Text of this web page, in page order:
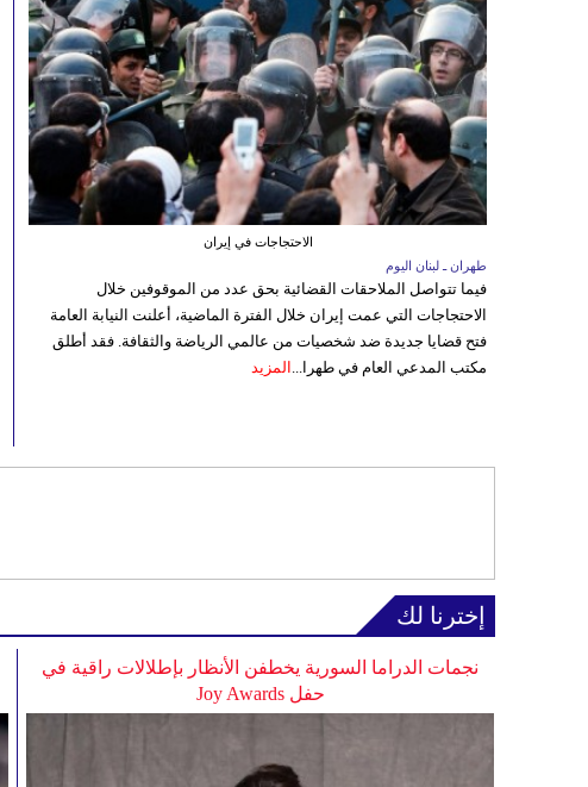
الاحتجاجات في إيران
طهران ـ لبنان اليوم
فيما تتواصل الملاحقات القضائية بحق عدد من الموقوفين خلال
الاحتجاجات التي عمت إيران خلال الفترة الماضية، أعلنت النيابة العامة
فتح قضايا جديدة ضد شخصيات من عالمي الرياضة والثقافة. فقد أطلق
مكتب المدعي العام في طهرا... المزيد
إخترنا لك
نجمات الدراما السورية يخطفن الأنظار بإطلالات راقية في
حفل Joy Awards